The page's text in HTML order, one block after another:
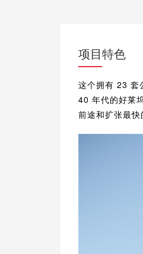
项目特色
这个拥有 23 套
40 年代的好莱
前途和扩张最快